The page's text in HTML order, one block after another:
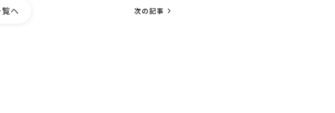
へ 次の記事 navigate_next